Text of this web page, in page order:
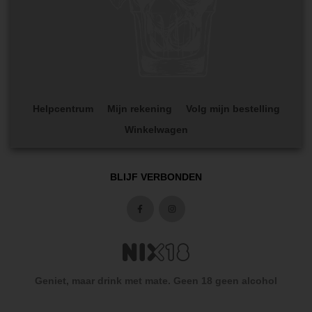
Helpcentrum Mijn rekening
Volg mijn bestelling
Winkelwagen
BLIJF VERBONDEN
Geniet, maar drink met mate. Geen 18 geen alcohol